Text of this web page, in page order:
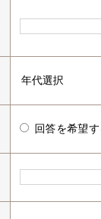
回答を希望す